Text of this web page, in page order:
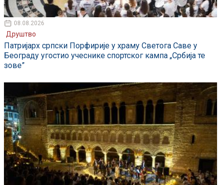
08.08.2026
Друштво
Патријарх српски Порфирије у храму Светога Саве у
Београду угостио учеснике спортског кампа „Србија те
зове”